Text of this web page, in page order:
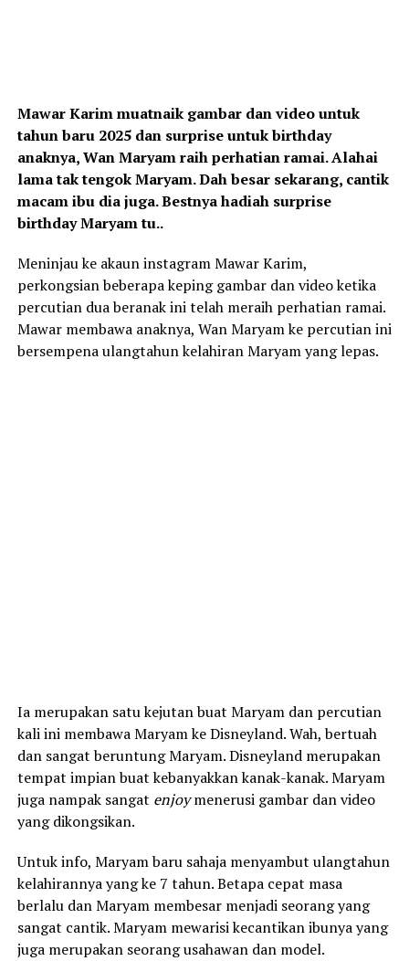
Mawar Karim muatnaik gambar dan video untuk
tahun baru 2025 dan surprise untuk birthday
anaknya, Wan Maryam raih perhatian ramai. Alahai
lama tak tengok Maryam. Dah besar sekarang, cantik
macam ibu dia juga. Bestnya hadiah surprise
birthday Maryam tu..
Meninjau ke akaun instagram Mawar Karim,
perkongsian beberapa keping gambar dan video ketika
percutian dua beranak ini telah meraih perhatian ramai.
Mawar membawa anaknya, Wan Maryam ke percutian ini
bersempena ulangtahun kelahiran Maryam yang lepas.
Ia merupakan satu kejutan buat Maryam dan percutian
kali ini membawa Maryam ke Disneyland. Wah, bertuah
dan sangat beruntung Maryam. Disneyland merupakan
tempat impian buat kebanyakkan kanak-kanak. Maryam
juga nampak sangat enjoymenerusi gambar dan video
yang dikongsikan.
Untuk info, Maryam baru sahaja menyambut ulangtahun
kelahirannya yang ke 7 tahun. Betapa cepat masa
berlalu dan Maryam membesar menjadi seorang yang
sangat cantik. Maryam mewarisi kecantikan ibunya yang
juga merupakan seorang usahawan dan model.